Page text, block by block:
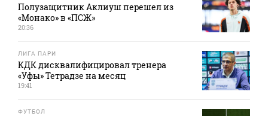
Полузащитник Аклиуш перешел из
«Монако» в «ПСЖ»
20:36
ЛИГА ПАРИ
КДК дисквалифицировал тренера
«Уфы» Тетрадзе на месяц
19:41
ФУТБОЛ